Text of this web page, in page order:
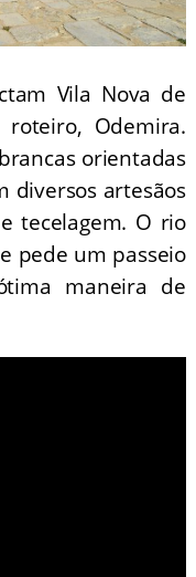
Vila Nova de
Odemira.
orientadas
diversos artesãos
tecelagem. O rio
pede um passeio
maneira de